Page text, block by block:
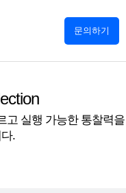
문의하기
고 실행 가능한 통찰력을
.